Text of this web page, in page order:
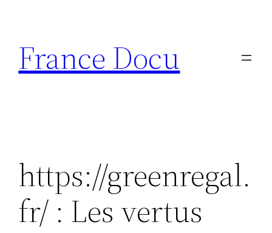
contenu
France Docu
https://greenregal.
fr/ : Les vertus